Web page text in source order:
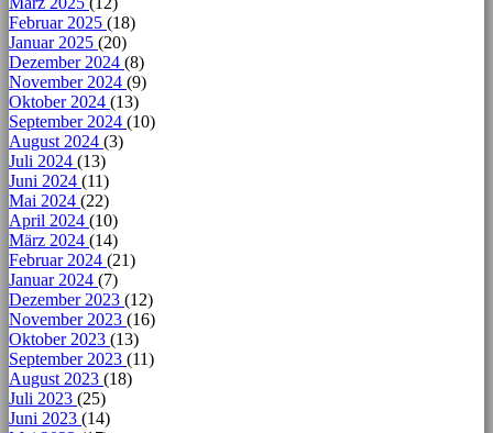
Februar 2025 (18)
Januar 2025 (20)
Dezember 2024 (8)
November 2024 (9)
Oktober 2024 (13)
September 2024 (10)
August 2024 (3)
Juli 2024 (13)
Juni 2024 (11)
Mai 2024 (22)
April 2024 (10)
März 2024 (14)
Februar 2024 (21)
Januar 2024 (7)
Dezember 2023 (12)
November 2023 (16)
Oktober 2023 (13)
September 2023 (11)
August 2023 (18)
Juli 2023 (25)
Juni 2023 (14)